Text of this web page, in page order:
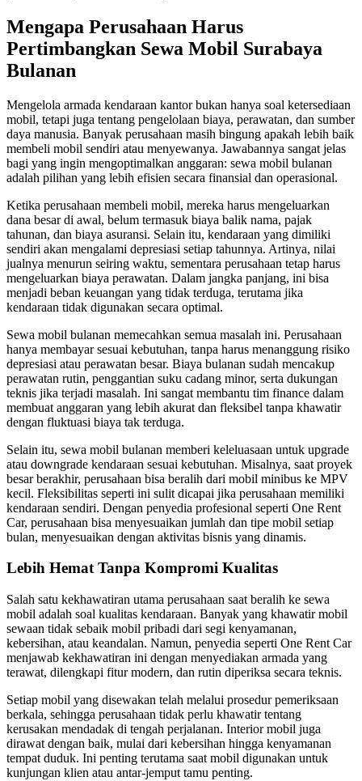
Mengapa Perusahaan Harus
Pertimbangkan Sewa Mobil Surabaya
Bulanan
Mengelola armada kendaraan kantor bukan hanya soal ketersediaan
mobil, tetapi juga tentang pengelolaan biaya, perawatan, dan sumber
daya manusia. Banyak perusahaan masih bingung apakah lebih baik
membeli mobil sendiri atau menyewanya. Jawabannya sangat jelas
bagi yang ingin mengoptimalkan anggaran: sewa mobil bulanan
adalah pilihan yang lebih efisien secara finansial dan operasional.
Ketika perusahaan membeli mobil, mereka harus mengeluarkan
dana besar di awal, belum termasuk biaya balik nama, pajak
tahunan, dan biaya asuransi. Selain itu, kendaraan yang dimiliki
sendiri akan mengalami depresiasi setiap tahunnya. Artinya, nilai
jualnya menurun seiring waktu, sementara perusahaan tetap harus
mengeluarkan biaya perawatan. Dalam jangka panjang, ini bisa
menjadi beban keuangan yang tidak terduga, terutama jika
kendaraan tidak digunakan secara optimal.
Sewa mobil bulanan memecahkan semua masalah ini. Perusahaan
hanya membayar sesuai kebutuhan, tanpa harus menanggung risiko
depresiasi atau perawatan besar. Biaya bulanan sudah mencakup
perawatan rutin, penggantian suku cadang minor, serta dukungan
teknis jika terjadi masalah. Ini sangat membantu tim finance dalam
membuat anggaran yang lebih akurat dan fleksibel tanpa khawatir
dengan fluktuasi biaya tak terduga.
Selain itu, sewa mobil bulanan memberi keleluasaan untuk upgrade
atau downgrade kendaraan sesuai kebutuhan. Misalnya, saat proyek
besar berakhir, perusahaan bisa beralih dari mobil minibus ke MPV
kecil. Fleksibilitas seperti ini sulit dicapai jika perusahaan memiliki
kendaraan sendiri. Dengan penyedia profesional seperti One Rent
Car, perusahaan bisa menyesuaikan jumlah dan tipe mobil setiap
bulan, menyesuaikan dengan aktivitas bisnis yang dinamis.
Lebih Hemat Tanpa Kompromi Kualitas
Salah satu kekhawatiran utama perusahaan saat beralih ke sewa
mobil adalah soal kualitas kendaraan. Banyak yang khawatir mobil
sewaan tidak sebaik mobil pribadi dari segi kenyamanan,
kebersihan, atau keandalan. Namun, penyedia seperti One Rent Car
menjawab kekhawatiran ini dengan menyediakan armada yang
terawat, dilengkapi fitur modern, dan rutin diperiksa secara teknis.
Setiap mobil yang disewakan telah melalui prosedur pemeriksaan
berkala, sehingga perusahaan tidak perlu khawatir tentang
kerusakan mendadak di tengah perjalanan. Interior mobil juga
dirawat dengan baik, mulai dari kebersihan hingga kenyamanan
tempat duduk. Ini penting terutama saat mobil digunakan untuk
kunjungan klien atau antar-jemput tamu penting.